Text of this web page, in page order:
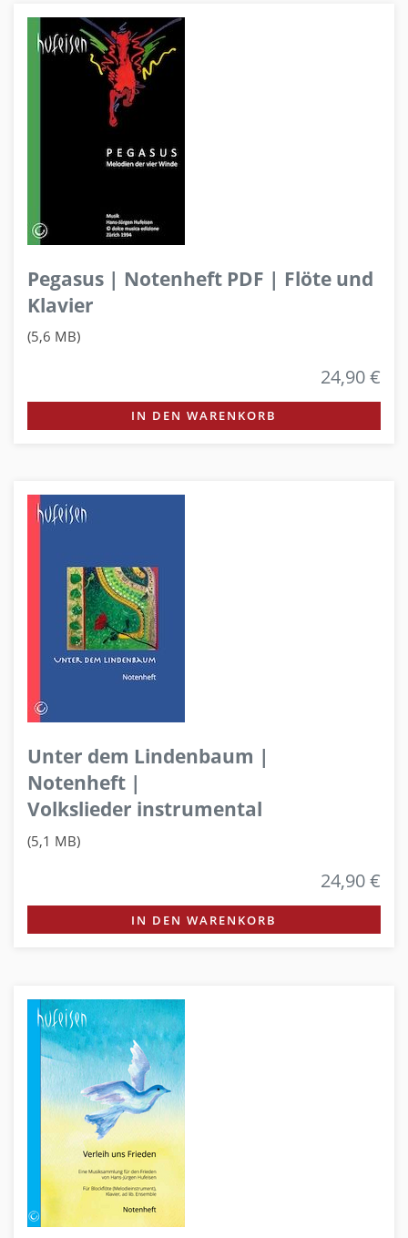
Pegasus | Notenheft PDF | Flöte und
Klavier
(5,6 MB)
24,90 €
IN DEN WARENKORB
Unter dem Lindenbaum |
Notenheft |
Volkslieder instrumental
(5,1 MB)
24,90 €
IN DEN WARENKORB